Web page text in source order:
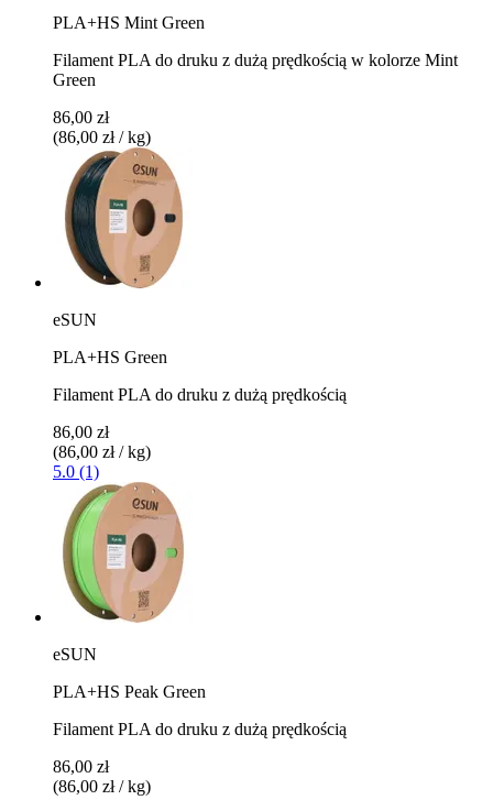
PLA+HS Mint Green
Filament PLA do druku z dużą prędkością w kolorze Mint
Green
86,00 zł
(86,00 zł / kg)
eSUN
PLA+HS Green
Filament PLA do druku z dużą prędkością
86,00 zł
(86,00 zł / kg)
5.0 (1)
eSUN
PLA+HS Peak Green
Filament PLA do druku z dużą prędkością
86,00 zł
(86,00 zł / kg)